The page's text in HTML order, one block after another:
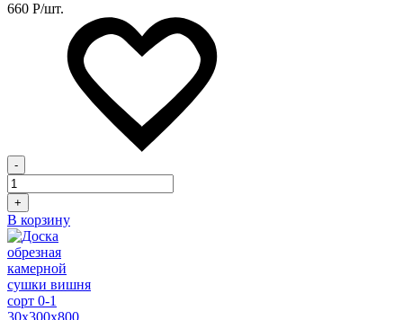
660 Р/шт.
-
+
В корзину